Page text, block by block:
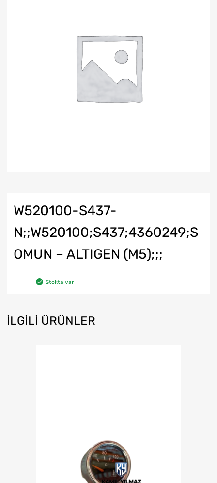
W520100-S437-
N;;W520100;S437;4360249;S
OMUN – ALTIGEN (M5);;;
Stokta var
İLGILI ÜRÜNLER